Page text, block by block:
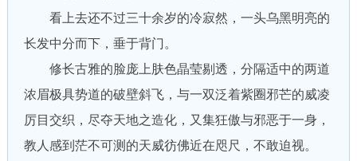
看上去还不过三十余岁的冷寂然，一头乌黑明亮的
长发中分而下，垂于背门。
修长古雅的脸庞上肤色晶莹剔透，分隔适中的两道
浓眉极具势道的破壁斜飞，与一双泛着紫圈邪芒的威凌
厉目交织，尽夺天地之造化，又集狂傲与邪恶于一身，
教人感到茫不可测的天威彷佛近在咫尺，不敢迫视。